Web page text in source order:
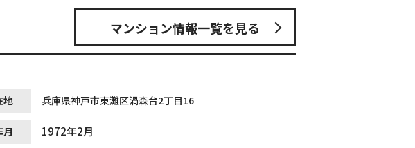
マンション情報一覧を見る
地 兵庫県神戸市東灘区渦森台2丁目16
月 1972年2月